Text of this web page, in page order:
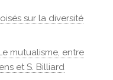
sur la diversité
mutualisme, entre
et S. Billiard